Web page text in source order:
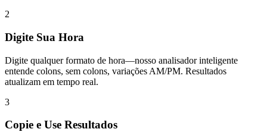
2
Digite Sua Hora
Digite qualquer formato de hora—nosso analisador inteligente
entende colons, sem colons, variações AM/PM. Resultados
atualizam em tempo real.
3
Copie e Use Resultados